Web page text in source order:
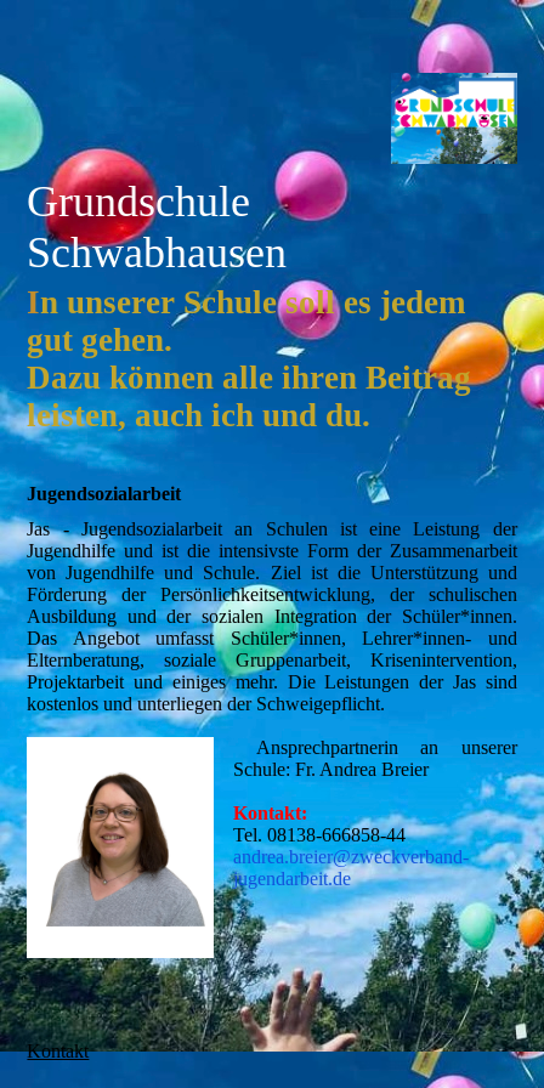
Grundschule
Schwabhausen
In unserer Schule soll es jedem
gut gehen.
Dazu können alle ihren Beitrag
leisten, auch ich und du.
Jugendsozialarbeit
Jas - Jugendsozialarbeit an Schulen ist eine Leistung der
Jugendhilfe und ist die intensivste Form der Zusammenarbeit
von Jugendhilfe und Schule. Ziel ist die Unterstützung und
Förderung der Persönlichkeitsentwicklung, der schulischen
Ausbildung und der sozialen Integration der Schüler*innen.
Das Angebot umfasst Schüler*innen, Lehrer*innen- und
Elternberatung, soziale Gruppenarbeit, Krisenintervention,
Projektarbeit und einiges mehr. Die Leistungen der Jas sind
kostenlos und unterliegen der Schweigepflicht.
Ansprechpartnerin an unserer
Schule: Fr. Andrea Breier
Kontakt:
Tel. 08138-666858-44
andrea.breier@zweckverband-
jugendarbeit.de
Kontakt